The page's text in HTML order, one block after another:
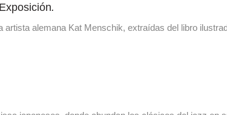
Exposición.
alemana Kat Menschik, extraídas del libro